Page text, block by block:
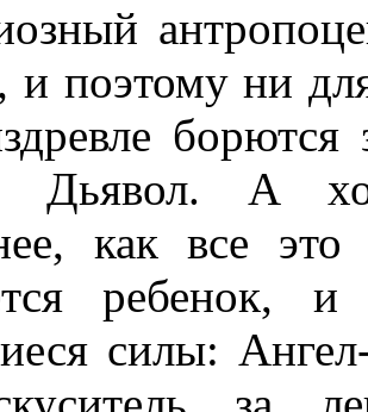
и поэтому ни
А
как все
ребенок,
силы: